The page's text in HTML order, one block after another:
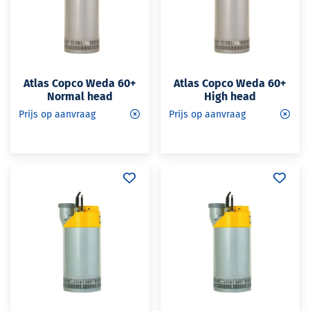
Atlas Copco Weda 60+
Normal head
Prijs op aanvraag
Atlas Copco Weda 60+
High head
Prijs op aanvraag